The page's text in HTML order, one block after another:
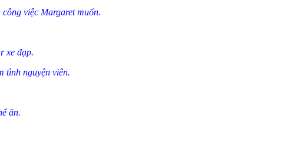
việc Margaret muốn.
xe đạp.
tình nguyện viên.
ăn.